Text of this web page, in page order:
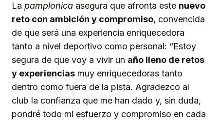
La pamplonica asegura que afronta este nuevo
reto con ambición y compromiso, convencida
de que será una experiencia enriquecedora
tanto a nivel deportivo como personal: “Estoy
segura de que voy a vivir un año lleno de retos
y experiencias muy enriquecedoras tanto
dentro como fuera de la pista. Agradezco al
club la confianza que me han dado y, sin duda,
pondré todo mi esfuerzo y compromiso en cada